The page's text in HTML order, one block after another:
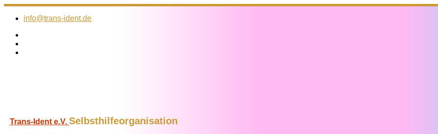
Zum
Inhalt
info@trans-ident.de
Trans-Ident e.V. Selbsthilfeorganisation